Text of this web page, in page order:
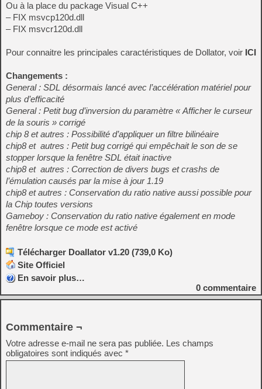
Ou à la place du package Visual C++
– FIX msvcp120d.dll
– FIX msvcr120d.dll
Pour connaitre les principales caractéristiques de Dollator, voir ICI
Changements :
General : SDL désormais lancé avec l’accélération matériel pour
plus d’efficacité
General : Petit bug d’inversion du paramètre « Afficher le curseur
de la souris » corrigé
chip 8 et autres : Possibilité d’appliquer un filtre bilinéaire
chip8 et autres : Petit bug corrigé qui empêchait le son de se
stopper lorsque la fenêtre SDL était inactive
chip8 et autres : Correction de divers bugs et crashs de
l’émulation causés par la mise à jour 1.19
chip8 et autres : Conservation du ratio native aussi possible pour
la Chip toutes versions
Gameboy : Conservation du ratio native également en mode
fenêtre lorsque ce mode est activé
Télécharger Doallator v1.20 (739,0 Ko)
Site Officiel
En savoir plus…
0 commentaire
Commentaire ¬
Votre adresse e-mail ne sera pas publiée. Les champs
obligatoires sont indiqués avec *